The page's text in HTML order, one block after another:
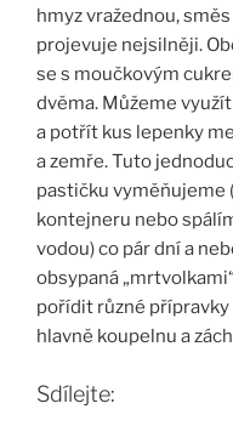
hmyz vražednou,
projevuje nejsilněji.
se s moučkovým
dvěma. Můžeme
a potřít kus lepenky
a zemře. Tuto
pastičku vyměňujeme
kontejneru nebo
vodou) co pár dní a
obsypaná
pořídit různé
hlavně koupelnu a
Sdílejte: